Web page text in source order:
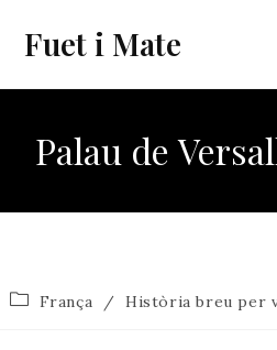
contingut
Fuet i Mate
Palau de
Categoria
França / Història breu per